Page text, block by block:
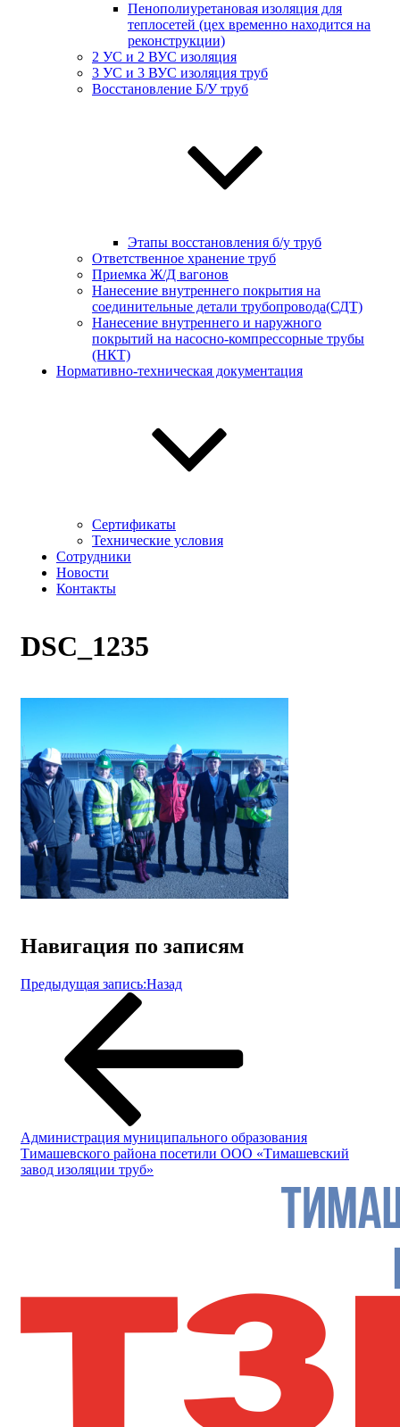
Пенополиуретановая изоляция для
теплосетей (цех временно находится на
реконструкции)
2 УС и 2 ВУС изоляция
3 УС и 3 ВУС изоляция труб
Восстановление Б/У труб
Этапы восстановления б/у труб
Ответственное хранение труб
Приемка Ж/Д вагонов
Нанесение внутреннего покрытия на
соединительные детали трубопровода(СДТ)
Нанесение внутреннего и наружного
покрытий на насосно-компрессорные трубы
(НКТ)
Нормативно-техническая документация
Сертификаты
Технические условия
Сотрудники
Новости
Контакты
DSC_1235
Навигация по записям
Предыдущая запись:Назад
Администрация муниципального образования
Тимашевского района посетили ООО «Тимашевский
завод изоляции труб»